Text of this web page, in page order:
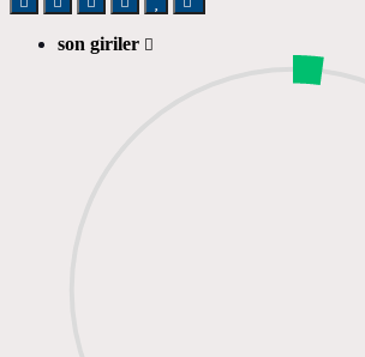
son giriler